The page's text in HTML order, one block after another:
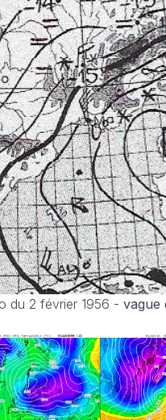
du 2 février 1956 - vague